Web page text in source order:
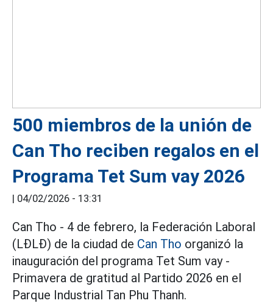
500 miembros de la unión de
Can Tho reciben regalos en el
Programa Tet Sum vay 2026
| 04/02/2026 - 13:31
Can Tho - 4 de febrero, la Federación Laboral
(LĐLĐ) de la ciudad de Can Tho organizó la
inauguración del programa Tet Sum vay -
Primavera de gratitud al Partido 2026 en el
Parque Industrial Tan Phu Thanh.